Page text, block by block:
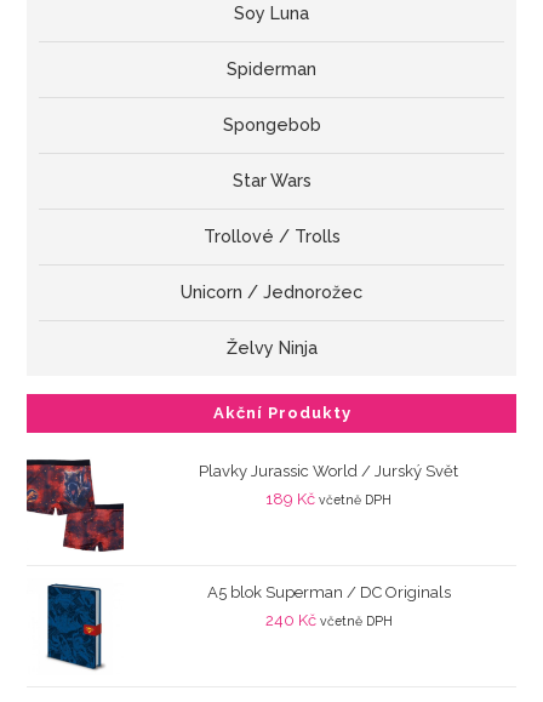
Soy Luna
Spiderman
Spongebob
Star Wars
Trollové / Trolls
Unicorn / Jednorožec
Želvy Ninja
Akční Produkty
Plavky Jurassic World / Jurský Svět
189 Kč včetně DPH
A5 blok Superman / DC Originals
240 Kč včetně DPH